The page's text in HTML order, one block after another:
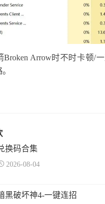
Broken Arrow时不时卡顿/
换码合集
2026-08-04
黑破坏神4-一键连招